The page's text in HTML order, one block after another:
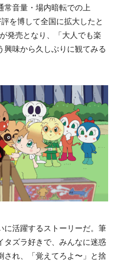
常音量・場内暗転での上
を博して全国に拡大したと
発売となり、「大人でも楽
興味から久しぶりに観てみる
活躍するストーリーだ。筆
タズラ好きで、みんなに迷惑
され、「覚えてろよ〜」と捨